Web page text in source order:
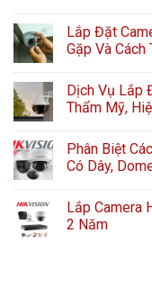
Lắp Đặt
Gặp Và Cách
Dịch Vụ Lắp
Thẩm Mỹ,
Phân Biệt
Có Dây,
Lắp Camera
2 Năm